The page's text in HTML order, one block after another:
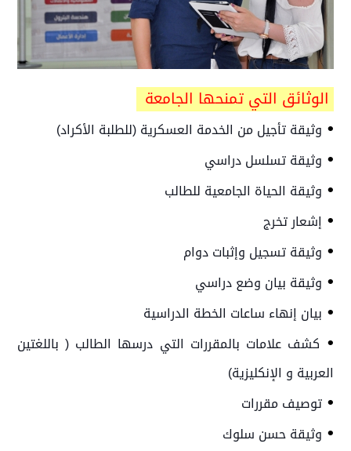
الوثائق التي تمنحها الجامعة
• وثيقة تأجيل من الخدمة العسكرية (للطلبة الأكراد)
• وثيقة تسلسل دراسي
• وثيقة الحياة الجامعية للطالب
• إشعار تخرج
• وثيقة تسجيل وإثبات دوام
• وثيقة بيان وضع دراسي
• بيان إنهاء ساعات الخطة الدراسية
• كشف علامات بالمقررات التي درسها الطالب ( باللغتين
العربية و الإنكليزية)
•توصيف مقررات
• وثيقة حسن سلوك